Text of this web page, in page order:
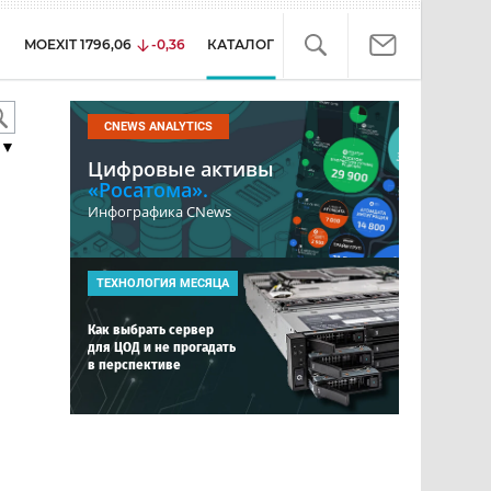
MOEXIT 1796,06 -0,36 КАТАЛОГ
▼
CNEWS ANALYTICS
Цифровые активы
«Росатома».
Инфографика CNews
ТЕХНОЛОГИЯ МЕСЯЦА
Как выбрать сервер
для ЦОД и не прогадать
в перспективе